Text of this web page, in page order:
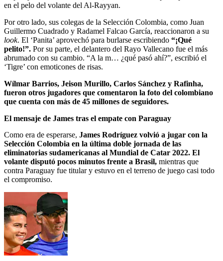
en el pelo del volante del Al-Rayyan.
Por otro lado, sus colegas de la Selección Colombia, como Juan
Guillermo Cuadrado y Radamel Falcao García, reaccionaron a su
look. El ‘Panita’ aprovechó para burlarse escribiendo “¡Qué
pelito!”. Por su parte, el delantero del Rayo Vallecano fue el más
abrumado con su cambio. “A la m… ¿qué pasó ahí?”, escribió el
‘Tigre’ con emoticones de risas.
Wílmar Barrios, Jeison Murillo, Carlos Sánchez y Rafinha,
fueron otros jugadores que comentaron la foto del colombiano
que cuenta con más de 45 millones de seguidores.
El mensaje de James tras el empate con Paraguay
Como era de esperarse, James Rodríguez volvió a jugar con la
Selección Colombia en la última doble jornada de las
eliminatorias sudamericanas al Mundial de Catar 2022. El
volante disputó pocos minutos frente a Brasil, mientras que
contra Paraguay fue titular y estuvo en el terreno de juego casi todo
el compromiso.